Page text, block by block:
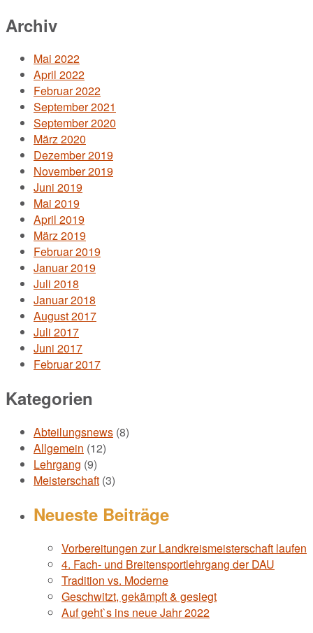
Archiv
Mai 2022
April 2022
Februar 2022
September 2021
September 2020
März 2020
Dezember 2019
November 2019
Juni 2019
Mai 2019
April 2019
März 2019
Februar 2019
Januar 2019
Juli 2018
Januar 2018
August 2017
Juli 2017
Juni 2017
Februar 2017
Kategorien
Abteilungsnews (8)
Allgemein (12)
Lehrgang (9)
Meisterschaft (3)
Neueste Beiträge
Vorbereitungen zur Landkreismeisterschaft laufen
4. Fach- und Breitensportlehrgang der DAU
Tradition vs. Moderne
Geschwitzt, gekämpft & gesiegt
Auf geht`s ins neue Jahr 2022